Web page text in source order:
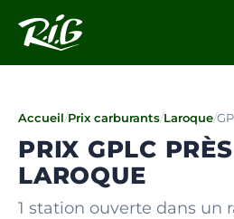
Accueil/Prix carburants/Laroque/
PRIX GPLC
LAROQUE
1 station ouverte dans un